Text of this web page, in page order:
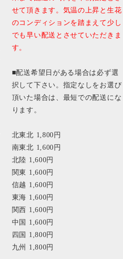
せて頂きます。気温の上昇と生花
のコンディションを踏まえて少し
でも早い配送とさせていただきま
す。
■配送希望日がある場合は必ず選
択して下さい。指定なしをお選び
頂いた場合は、最短での配送にな
ります。
北東北 1,800円
南東北 1,600円
北陸 1,600円
関東 1,600円
信越 1,600円
東海 1,600円
関西 1,600円
中国 1,600円
四国 1,800円
九州 1,800円